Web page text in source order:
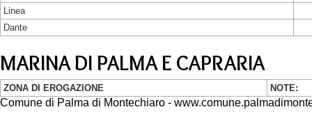
Linea
Dante
MARINA DI PALMA E CAPRARIA
ZONA DI EROGAZIONE NOTE:
Comune di Palma di Montechiaro -